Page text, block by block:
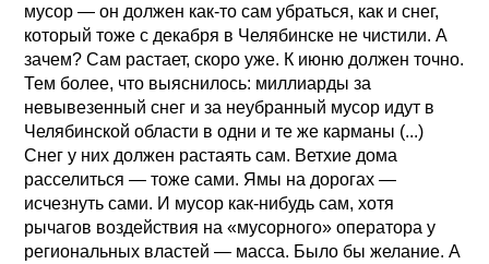
мусор — он должен как-то сам убраться, как и снег,
который тоже с декабря в Челябинске не чистили. А
зачем? Сам растает, скоро уже. К июню должен точно.
Тем более, что выяснилось: миллиарды за
невывезенный снег и за неубранный мусор идут в
Челябинской области в одни и те же карманы (...)
Снег у них должен растаять сам. Ветхие дома
расселиться — тоже сами. Ямы на дорогах —
исчезнуть сами. И мусор как-нибудь сам, хотя
рычагов воздействия на «мусорного» оператора у
региональных властей — масса. Было бы желание. А